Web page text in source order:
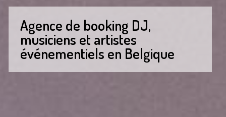
Agence de booking DJ,
musiciens et artistes
événementiels en Belgique